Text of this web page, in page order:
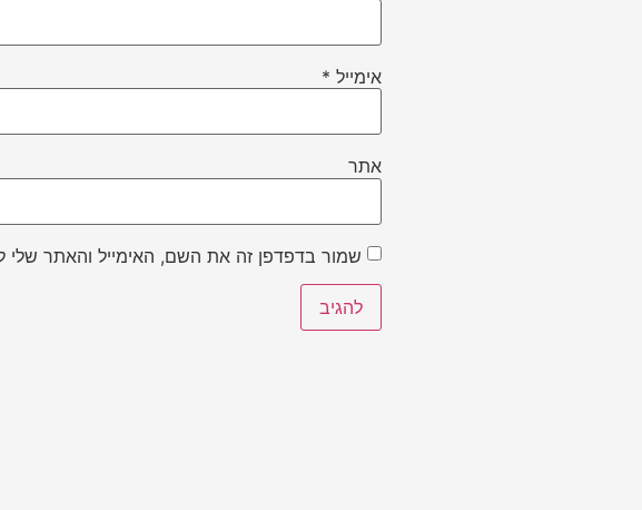
אימייל *
אתר
שמור בדפדפן זה את השם, האימייל והאתר